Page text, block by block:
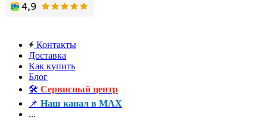
Контакты
Доставка
Как купить
Блог
🛠️ Сервисный центр
📌 Наш канал в MAX
...